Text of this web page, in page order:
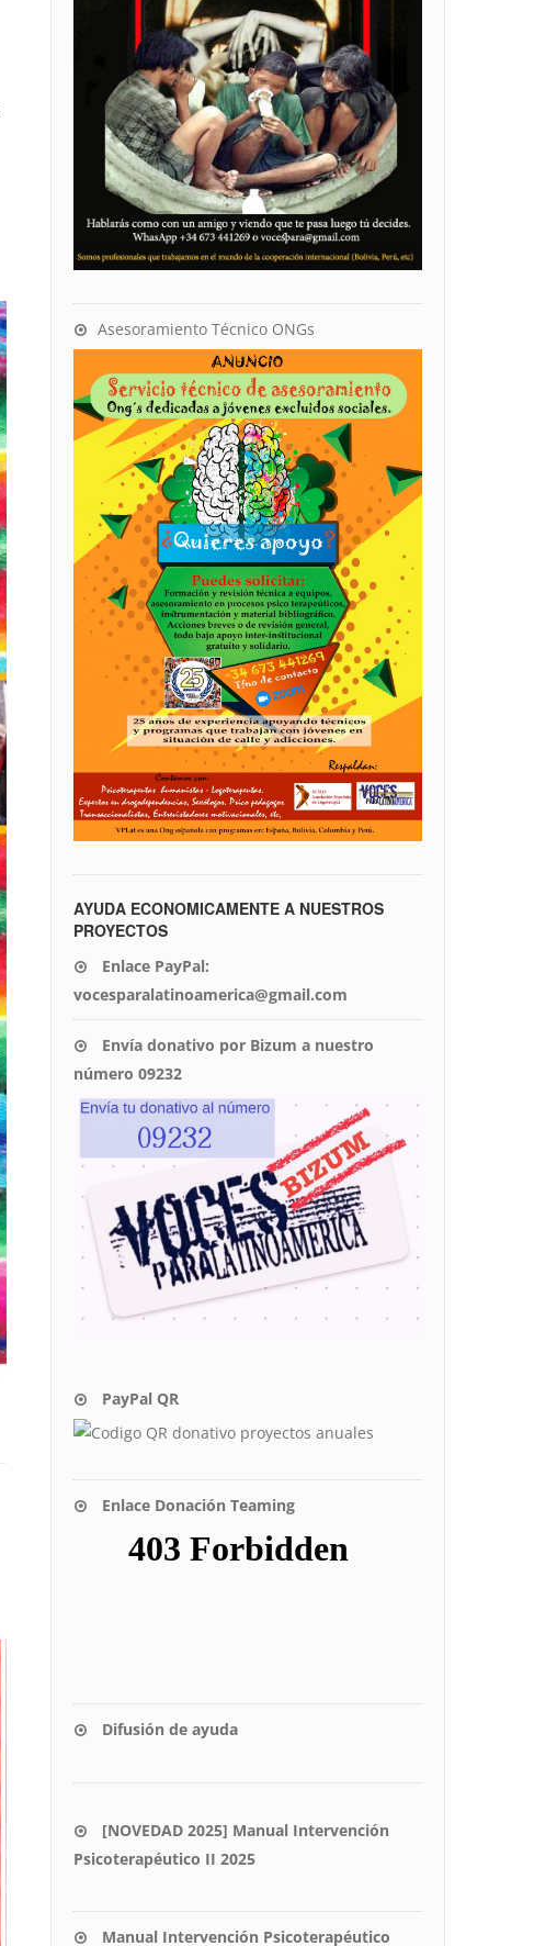
Asesoramiento Técnico ONGs
AYUDA ECONOMICAMENTE A NUESTROS
PROYECTOS
Enlace PayPal:
vocesparalatinoamerica@gmail.com
Envía donativo por Bizum a nuestro
número 09232
PayPal QR
Enlace Donación Teaming
Difusión de ayuda
[NOVEDAD 2025] Manual Intervención
Psicoterapéutico II 2025
Manual Intervención Psicoterapéutico